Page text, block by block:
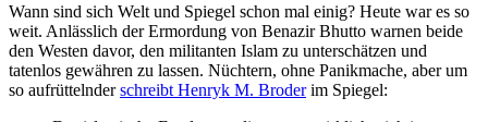
Wann sind sich Welt und Spiegel schon mal einig? Heute war es so
weit. Anlässlich der Ermordung von Benazir Bhutto warnen beide
den Westen davor, den militanten Islam zu unterschätzen und
tatenlos gewähren zu lassen. Nüchtern, ohne Panikmache, aber um
so aufrüttelnderschreibt Henryk M. Broderim Spiegel: